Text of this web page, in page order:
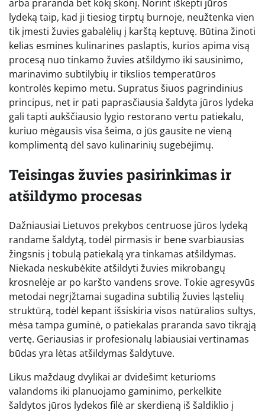
arba praranda bet kokį skonį. Norint iškepti jūros
lydeką taip, kad ji tiesiog tirptų burnoje, neužtenka vien
tik įmesti žuvies gabalėlių į karštą keptuvę. Būtina žinoti
kelias esmines kulinarines paslaptis, kurios apima visą
procesą nuo tinkamo žuvies atšildymo iki sausinimo,
marinavimo subtilybių ir tikslios temperatūros
kontrolės kepimo metu. Supratus šiuos pagrindinius
principus, net ir pati paprasčiausia šaldyta jūros lydeka
gali tapti aukščiausio lygio restorano vertu patiekalu,
kuriuo mėgausis visa šeima, o jūs gausite ne vieną
komplimentą dėl savo kulinarinių sugebėjimų.
Teisingas žuvies pasirinkimas ir
atšildymo procesas
Dažniausiai Lietuvos prekybos centruose jūros lydeką
randame šaldytą, todėl pirmasis ir bene svarbiausias
žingsnis į tobulą patiekalą yra tinkamas atšildymas.
Niekada neskubėkite atšildyti žuvies mikrobangų
krosnelėje ar po karšto vandens srove. Tokie agresyvūs
metodai negrįžtamai sugadina subtilią žuvies ląstelių
struktūrą, todėl kepant išsiskiria visos natūralios sultys,
mėsa tampa guminė, o patiekalas praranda savo tikrąją
vertę. Geriausias ir profesionalų labiausiai vertinamas
būdas yra lėtas atšildymas šaldytuve.
Likus maždaug dvylikai ar dvidešimt keturioms
valandoms iki planuojamo gaminimo, perkelkite
šaldytos jūros lydekos filė ar skerdieną iš šaldiklio į